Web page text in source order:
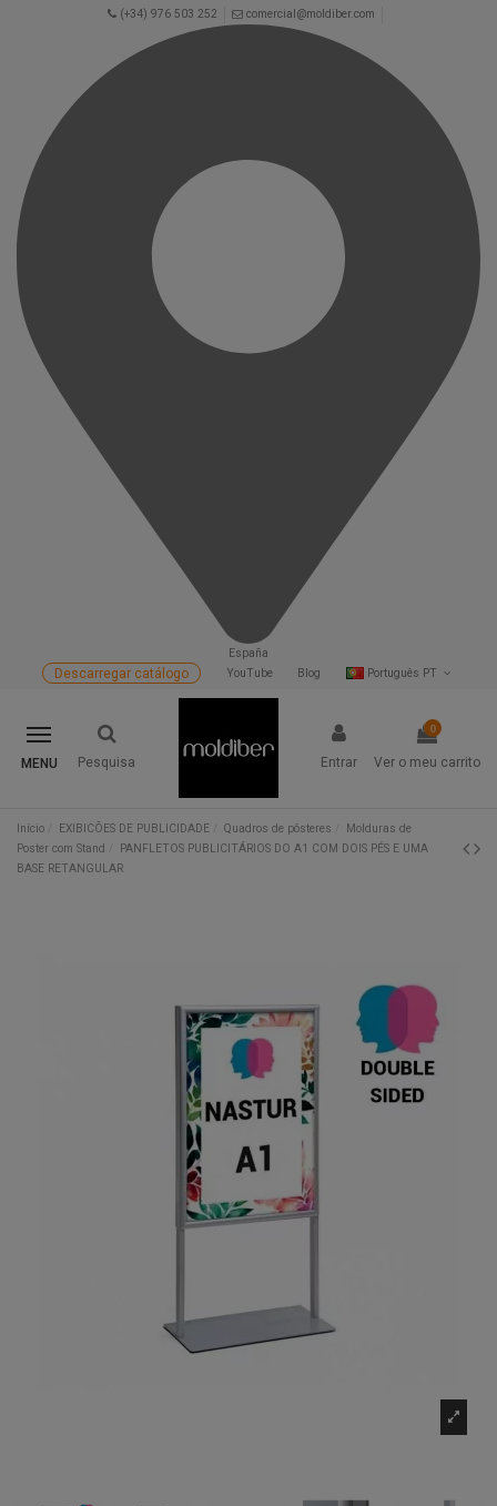
(+34) 976 503 252 comercial@moldiber.com
España
Português PT
Blog
YouTube
Descarregar catálogo
MENU Pesquisa Entrar
0
Ver o meu carrito
Início EXIBICÕES DE PUBLICIDADE Quadros de pôsteres
Molduras de
Poster com Stand
PANFLETOS PUBLICITÁRIOS DO A1 COM DOIS PÉS E UMA
BASE RETANGULAR